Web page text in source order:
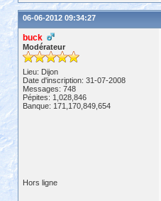
06-06-2012 09:34:27
buck
Modérateur
Lieu: Dijon
Date d'inscription: 31-07-2008
Messages: 748
Pépites: 1,028,846
Banque: 171,170,849,654
Hors ligne